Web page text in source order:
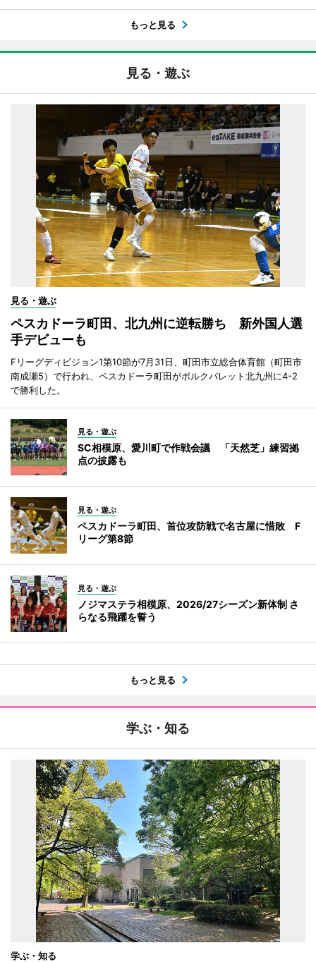
もっと見る
見る・遊ぶ
見る・遊ぶ
ペスカドーラ町田、北九州に逆転勝ち 新外国人選
手デビューも
Fリーグディビジョン1第10節が7月31日、町田市立総合体育館（町田市
南成瀬5）で行われ、ペスカドーラ町田がボルクバレット北九州に4-2
で勝利した。
見る・遊ぶ
SC相模原、愛川町で作戦会議 「天然芝」練習拠
点の披露も
見る・遊ぶ
ペスカドーラ町田、首位攻防戦で名古屋に惜敗 F
リーグ第8節
見る・遊ぶ
ノジマステラ相模原、2026/27シーズン新体制 さ
らなる飛躍を誓う
もっと見る
学ぶ・知る
学ぶ・知る